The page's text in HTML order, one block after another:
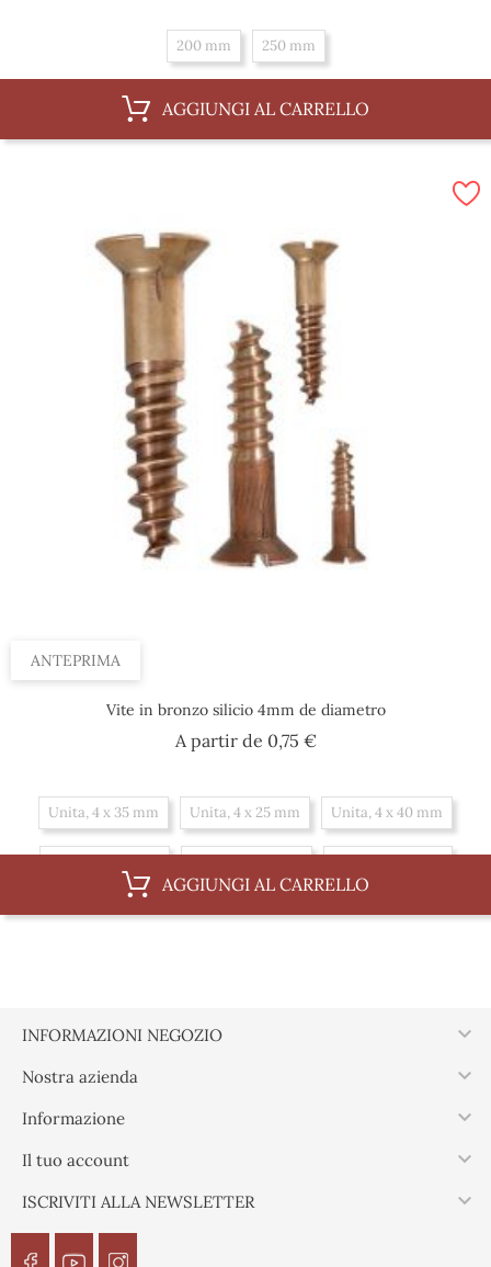
200 mm 250 mm
AGGIUNGI AL CARRELLO
ANTEPRIMA
Vite in bronzo silicio 4mm de diametro
A partir de 0,75 €Prezzo
Unita, 4 x 35 mm Unita, 4 x 25 mm Unita, 4 x 40 mm
Unita, 4 x 20 mm Scatola, 4 x 25 mm Scatola, 4 x 40 mm
AGGIUNGI AL CARRELLO
INFORMAZIONI NEGOZIO 
Nostra azienda 
Informazione 
Il tuo account 
ISCRIVITI ALLA NEWSLETTER 